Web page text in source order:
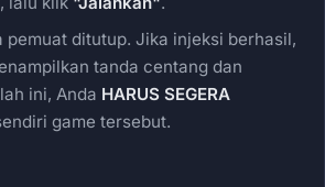
pemuat ditutup. Jika injeksi berhasil,
tanda centang dan
ini, Anda HARUS SEGERA
game tersebut.